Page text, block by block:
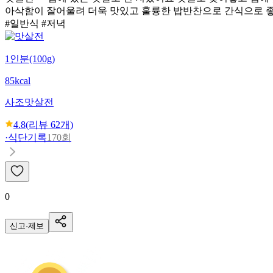
아삭함이 잘어울려 더욱 맛있고 훌륭한 밥반찬으로 간식으로
#일반식 #저녁
1인분(100g)
85kcal
사조맛살전
4.8(리뷰 62개)
·식단기록170회
0
신고·제보